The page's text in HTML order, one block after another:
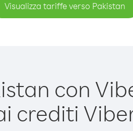
Visualizza tariffe verso Pakistan
con
crediti